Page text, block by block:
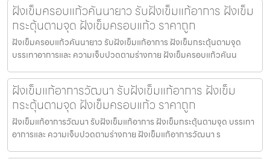
ฝังเข็มครอบแก้วคันนายาว รับฝังเข็มแก้อาการ ฝังเข็ม
กระตุ้นตามจุด ฝังเข็มครอบแก้ว ราคาถูก
ฝังเข็มครอบแก้วคันนายาว รับฝังเข็มแก้อาการ ฝังเข็มกระตุ้นตามจุด
บรรเทาอาการและ ความเจ็บปวดตามร่างกาย ฝังเข็มครอบแก้วคันน
ฝังเข็มแก้อาการวัฒนา รับฝังเข็มแก้อาการ ฝังเข็ม
กระตุ้นตามจุด ฝังเข็มครอบแก้ว ราคาถูก
ฝังเข็มแก้อาการวัฒนา รับฝังเข็มแก้อาการ ฝังเข็มกระตุ้นตามจุด บรรเทา
อาการและ ความเจ็บปวดตามร่างกาย ฝังเข็มแก้อาการวัฒนา ร